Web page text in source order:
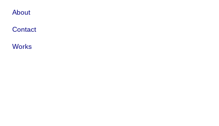
About
Contact
Works